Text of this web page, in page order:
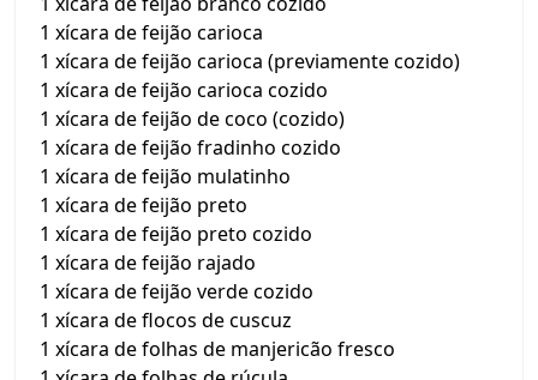
1 xícara de feijão carioca
1 xícara de feijão carioca (previamente cozido)
1 xícara de feijão carioca cozido
1 xícara de feijão de coco (cozido)
1 xícara de feijão fradinho cozido
1 xícara de feijão mulatinho
1 xícara de feijão preto
1 xícara de feijão preto cozido
1 xícara de feijão rajado
1 xícara de feijão verde cozido
1 xícara de flocos de cuscuz
1 xícara de folhas de manjericão fresco